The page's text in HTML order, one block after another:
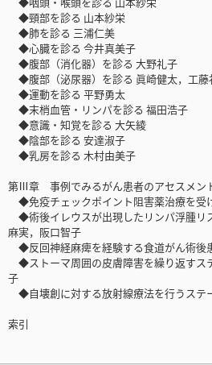
◆頸部を診る 山本紗栄
◆肺を診る 三浦仁美
◆心臓を診る 今井真美子
◆腹部（消化器）を診る 大野礼子
◆腹部（泌尿器）を診る 眞崎健太，工藤
◆運動を診る 平野勇太
◆末梢血管・リンパを診る 福田浩子
◆意識・知覚を診る 大矢綾
◆陰部を診る 安達淑子
◆乳房を診る 木村由美子
第Ⅲ章 事例でみるがん患者のアセスメン
◆免疫チェックポイント阻害薬治療を受
◆術後イレウスが出現したリンパ浮腫リ
麻実，阪口智子
◆反回神経麻痺を経験する食道がん術後
◆ストーマ周囲の皮膚障害を繰り返すス
子
◆自壊創に対する放射線療法を行うステ
索引